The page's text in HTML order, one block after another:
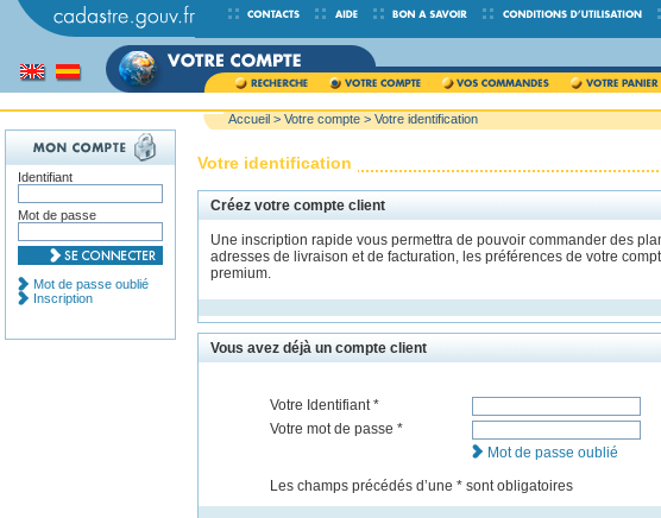
Accueil > Votre compte > Votre identification
Votre identification
Créez votre compte client
Une inscription rapide vous permettra de pouvoir commander des
adresses de livraison et de facturation, les préférences de votre
premium.
Vous avez déjà un compte client
Votre Identifiant *
Votre mot de passe *
Mot de passe oublié
Les champs précédés dʼune * sont obligatoires
Identifiant
Mot de passe
Mot de passe oublié
Inscription